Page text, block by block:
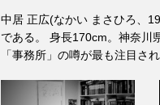
中居 正広(なかい まさひろ、
である。 身長170cm。神奈川
「事務所」の噂が最も注目さ